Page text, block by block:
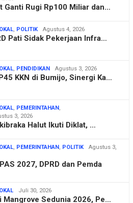
Ganti Rugi Rp100 Miliar dan…
, POLITIK Agustus 4, 2026
Pati Sidak Pekerjaan Infra…
, PENDIDIKAN Agustus 3, 2026
KKN di Bumijo, Sinergi Ka…
, PEMERINTAHAN ,
3, 2026
Halut Ikuti Diklat, …
, PEMERINTAHAN , POLITIK
Agustus 3,
2027, DPRD dan Pemda
Juli 30, 2026
Mangrove Sedunia 2026, Pe…